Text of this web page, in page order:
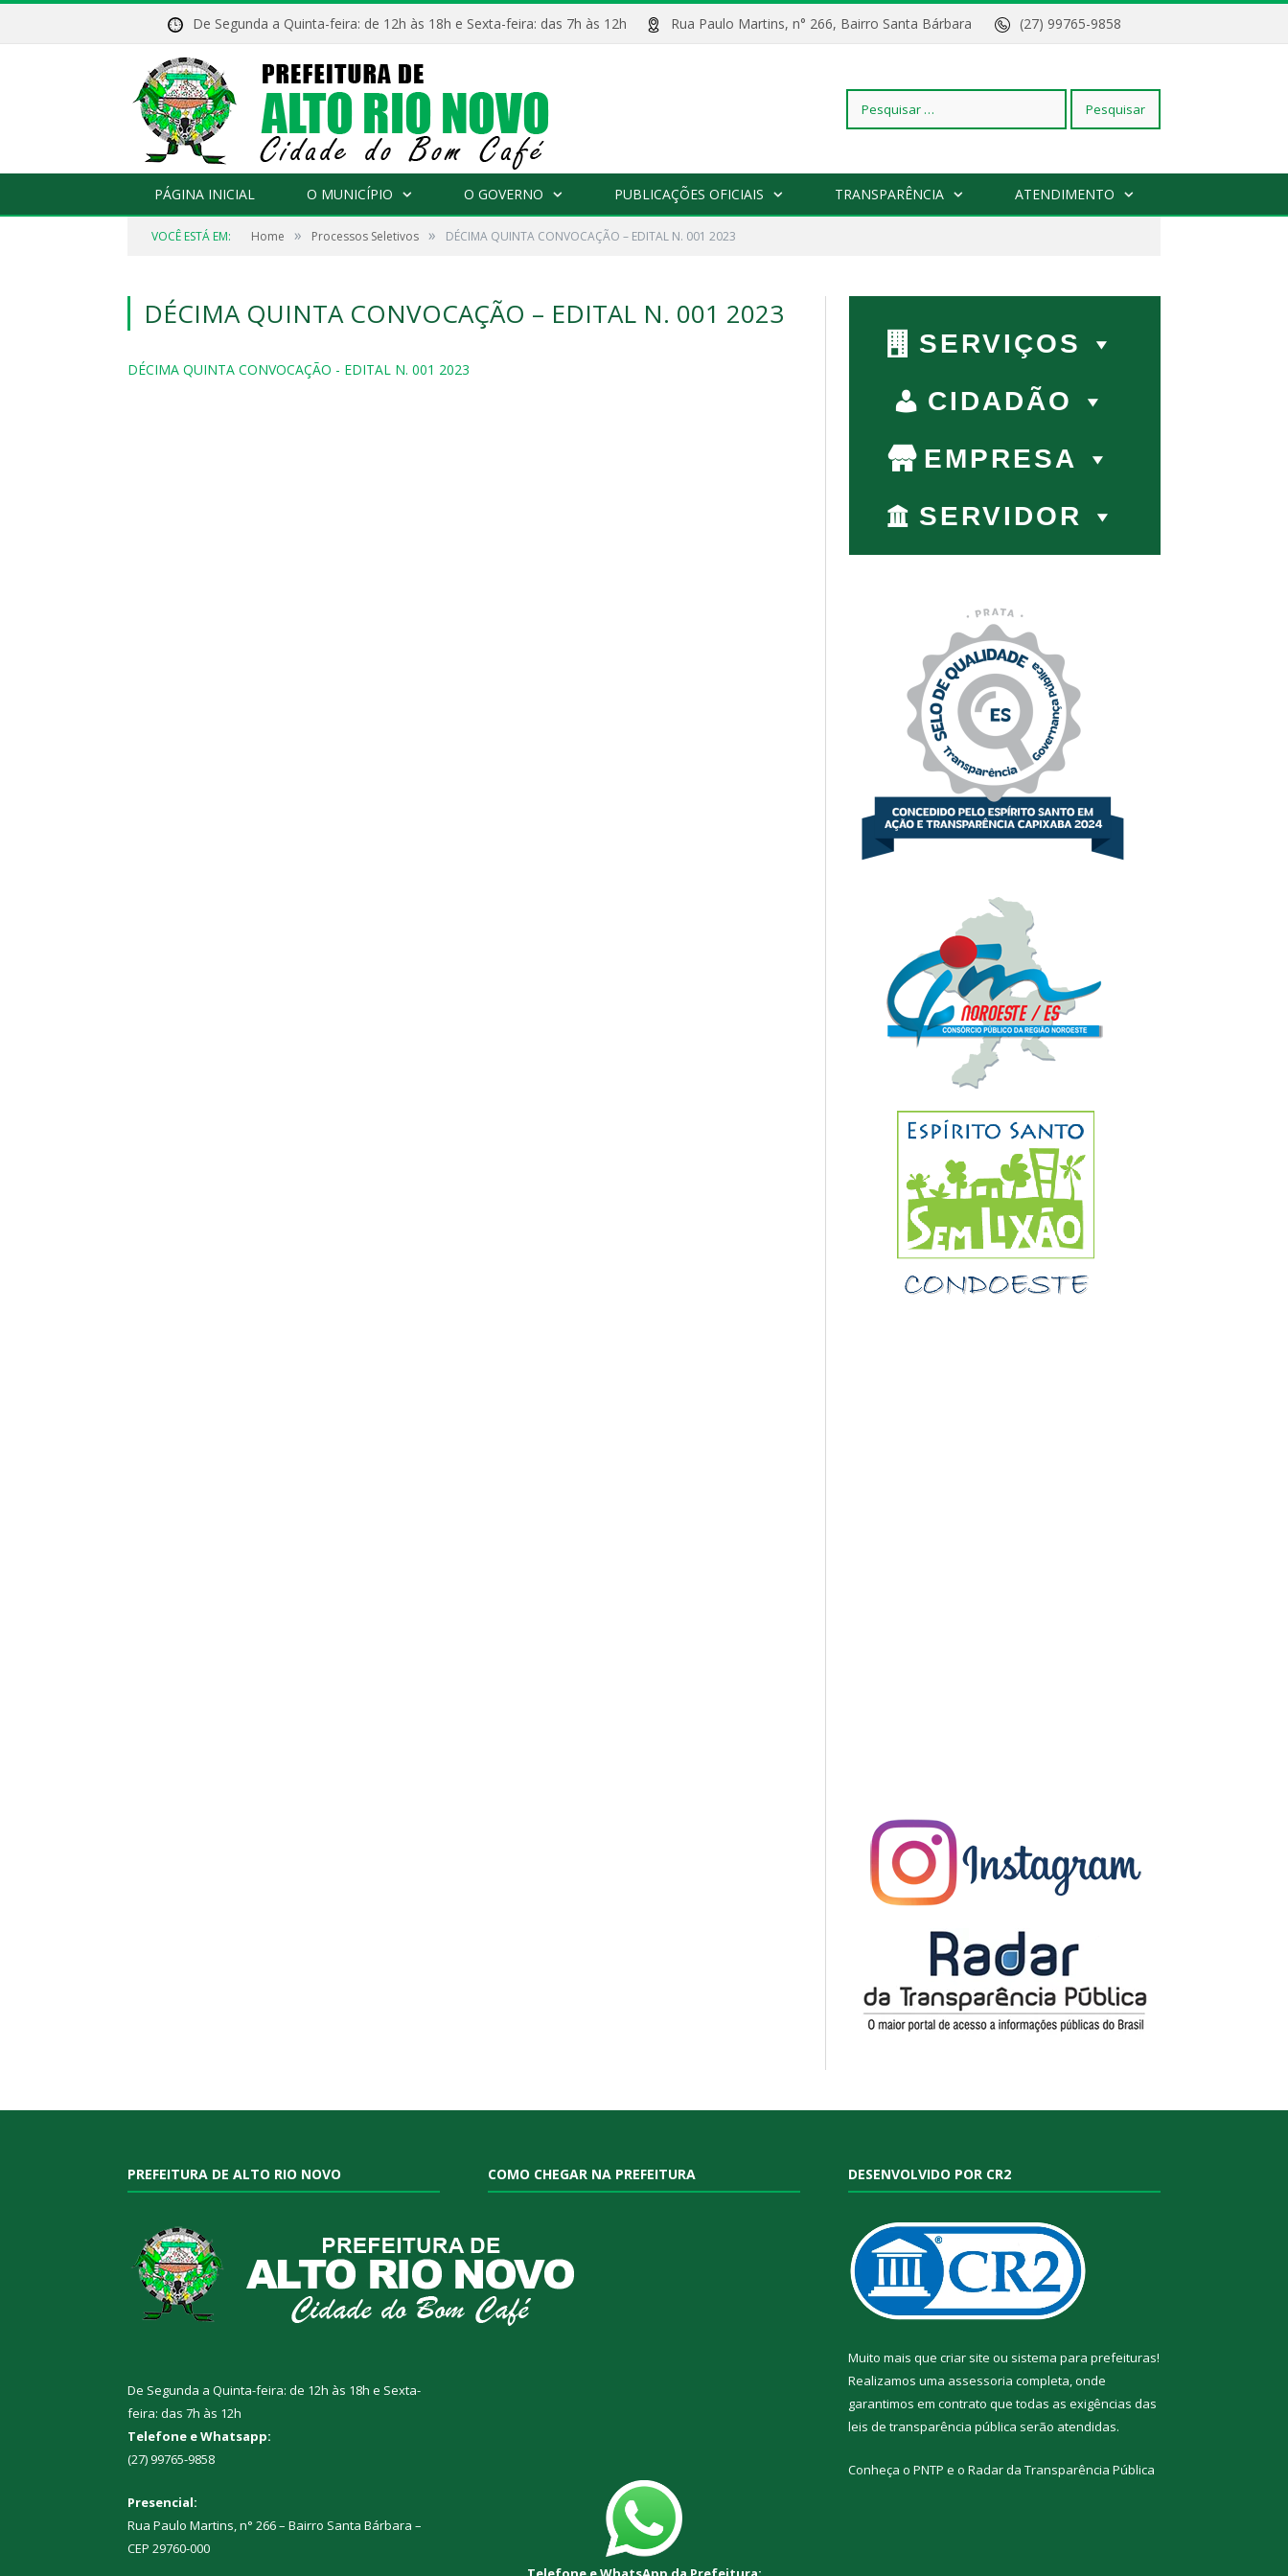
De Segunda a Quinta-feira: de 12h às 18h e Sexta-feira: das 7h às 12h Rua Paulo Martins, n° 266, Bairro Santa Bárbara (27) 99765-9858
Pesquisar
PÁGINA INICIAL O MUNICÍPIO O GOVERNO PUBLICAÇÕES OFICIAIS TRANSPARÊNCIA ATENDIMENTO
VOCÊ ESTÁ EM: Home » Processos Seletivos » DÉCIMA QUINTA CONVOCAÇÃO – EDITAL N. 001 2023
DÉCIMA QUINTA CONVOCAÇÃO – EDITAL N. 001 2023
DÉCIMA QUINTA CONVOCAÇÃO - EDITAL N. 001 2023
SERVIÇOS
CIDADÃO
EMPRESA
SERVIDOR
PREFEITURA DE ALTO RIO NOVO
De Segunda a Quinta-feira: de 12h às 18h e Sexta-
feira: das 7h às 12h
Telefone e Whatsapp:
(27) 99765-9858
Presencial:
Rua Paulo Martins, n° 266 – Bairro Santa Bárbara –
CEP 29760-000
COMO CHEGAR NA PREFEITURA DESENVOLVIDO POR CR2
Muito mais que criar site ou sistema para prefeituras!
Realizamos uma assessoria completa, onde
garantimos em contrato que todas as exigências das
leis de transparência pública serão atendidas.
Conheça o PNTP e o Radar da Transparência Pública